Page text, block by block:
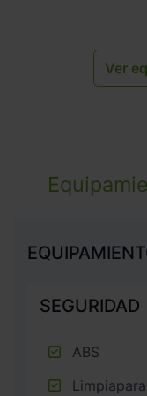
Ver
SEGURIDAD
ABS